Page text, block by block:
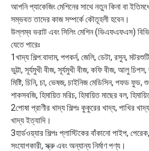
আপনি প্যাকেজিং মেশিনের সাথে নতুন কিনা বা
সম্ভবত তাদের কাজ সম্পর্কে কৌতূহলী হবেন।
উল্লম্ব ভরাট এবং সিলিং মেশিন (ভিএফএফএস)
যেতে পারেঃ
1খাদ্য শিল্প:বাদাম, পপকর্ন, জেলি, ডেটা, রসুন,
ভুট্টা, সূর্যমুখী বীজ, সূর্যমুখী বীজ, কফি বীজ, আলু
মিষ্টি, চিনি, চা, ভেষজ, চাইনিজ মেডিসিন, পফড ফুড,
শাকসবজি, হিমায়িত মরিচ, হিমায়িত মাছের বল,
2পোষা প্রাণীর খাদ্য শিল্পঃ কুকুরের খাদ্য, পাখির
খাদ্য ইত্যাদি।
3হার্ডওয়্যার শিল্পঃ প্লাস্টিকের বাঁকানো পাইপ,
সংযোগকারী, স্ক্রু এবং অন্যান্য নির্মাণ পণ্য।